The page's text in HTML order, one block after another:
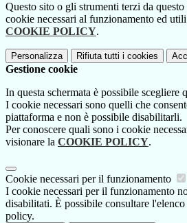
Questo sito o gli strumenti terzi da
cookie necessari al funzionamento ed
COOKIE POLICY.
Personalizza Rifiuta tutti i cookies
Gestione cookie
In questa schermata è possibile scegliere
I cookie necessari sono quelli che
piattaforma e non è possibile disabilitarli.
Per conoscere quali sono i cookie
visionare la COOKIE POLICY.
Cookie necessari per il funzionamento
I cookie necessari per il funzionamento
disabilitati. È possibile consultare
policy.